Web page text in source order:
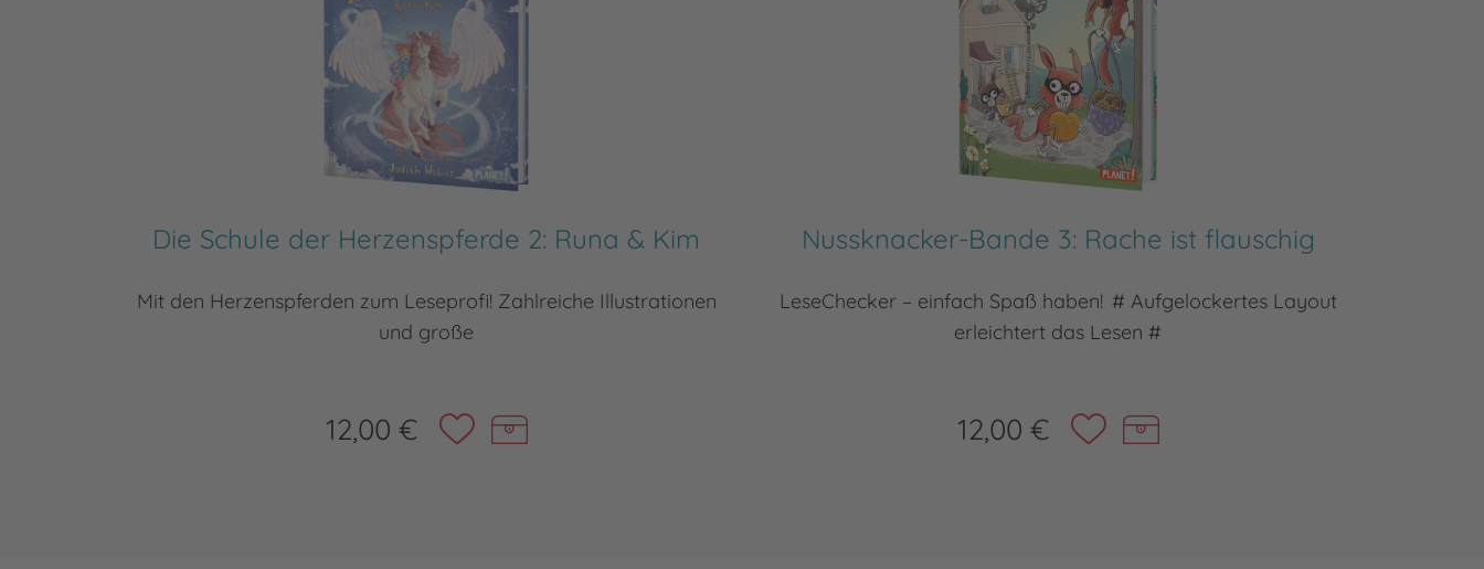
Die Schule der Herzenspferde 2: Runa & Kim
Mit den Herzenspferden zum Leseprofi! Zahlreiche Illustrationen
und große
12,00 €
Nussknacker-Bande 3: Rache ist flauschig
LeseChecker – einfach Spaß haben! # Aufgelockertes Layout
erleichtert das Lesen #
12,00 €